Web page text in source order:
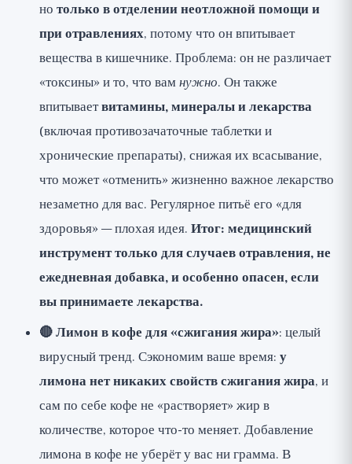
но только в отделении неотложной помощи и
при отравлениях, потому что он впитывает
вещества в кишечнике. Проблема: он не различает
«токсины» и то, что вамнужно. Он также
впитываетвитамины, минералы и лекарства
(включая противозачаточные таблетки и
хронические препараты), снижая их всасывание,
что может «отменить» жизненно важное лекарство
незаметно для вас. Регулярное питьё его «для
здоровья» — плохая идея. Итог: медицинский
инструмент только для случаев отравления, не
ежедневная добавка, и особенно опасен, если
вы принимаете лекарства.
🔴 Лимон в кофе для «сжигания жира»: целый
вирусный тренд. Сэкономим ваше время: у
лимона нет никаких свойств сжигания жира, и
сам по себе кофе не «растворяет» жир в
количестве, которое что-то меняет. Добавление
лимона в кофе не уберёт у вас ни грамма. В